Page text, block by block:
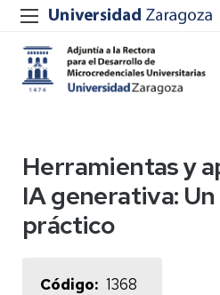
Herramientas y
IA generativa:
práctico
Código 1368